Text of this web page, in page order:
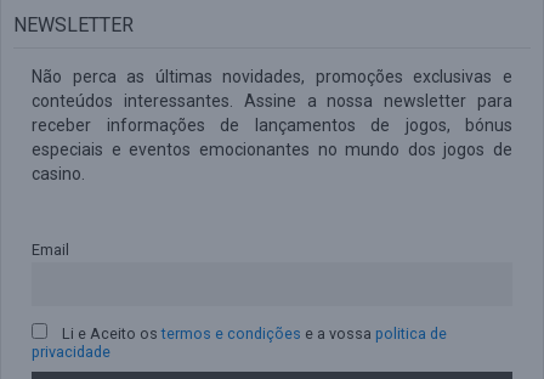
NEWSLETTER
Não perca as últimas novidades, promoções exclusivas e
conteúdos interessantes. Assine a nossa newsletter para
receber informações de lançamentos de jogos, bónus
especiais e eventos emocionantes no mundo dos jogos de
casino.
Email
Li e Aceito ostermos e condições e a vossa politica de
privacidade